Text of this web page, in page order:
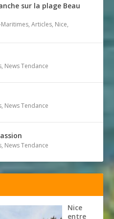
sur la plage Beau
,Articles, Nice,
, News Tendance
, News Tendance
, News Tendance
Nice
entre